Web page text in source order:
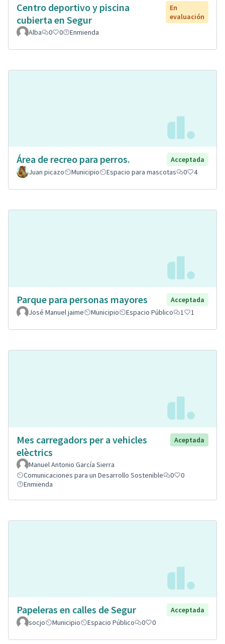
Centro deportivo y piscina
cubierta en Segur
En
evaluación
Alba
0 0 Enmienda
Área de recreo para perros.
Acceptada
Juan picazo
Municipio Espacio para mascotas 0 4
Parque para personas mayores
Acceptada
José Manuel jaime
Municipio Espacio Público 1 1
Mes carregadors per a vehicles
elèctrics
Aceptada
Manuel Antonio García Sierra
Comunicaciones para un Desarrollo Sostenible
0
0
Enmienda
Papeleras en calles de Segur
Acceptada
socjo
Municipio Espacio Público 0 0